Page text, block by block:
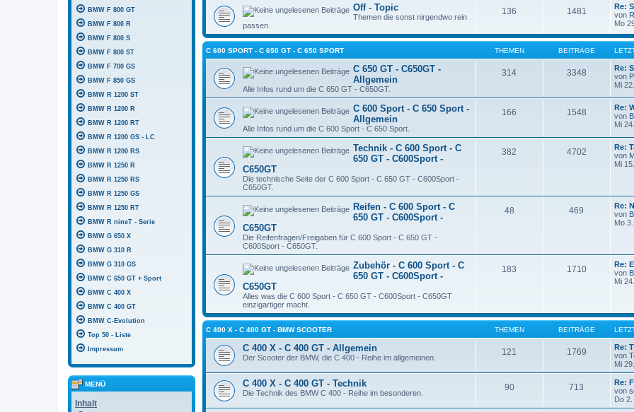
Off - Topic
Themen die sonst nirgendwo rein
passen.
136 1481
Re:
von
Mo
C 600 SPORT - C 650 GT - C 650 SPORT THEMEN BEITRÄGE
C 650 GT - C650GT -
Allgemein
Alle Infos rund um die C 650 GT - C650GT.
314 3348
Re:
von
Mi
C 600 Sport - C 650 Sport -
Allgemein
Alle Infos rund um die C 600 Sport - C 650 Sport.
166 1548
Re:
von
Mi
Technik - C 600 Sport - C
650 GT - C600Sport -
C650GT
Die technische Seite der C 600 Sport - C 650 GT - C600Sport -
C650GT.
382 4702
Re:
von
Mi
Reifen - C 600 Sport - C
650 GT - C600Sport -
C650GT
Die Reifenfragen/Freigaben für C 600 Sport - C 650 GT -
C600Sport - C650GT.
48 469
Re:
von
Mo
Zubehör - C 600 Sport - C
650 GT - C600Sport -
C650GT
Alles was die C 600 Sport - C 650 GT - C600Sport - C650GT
einzigartiger macht.
183 1710
Re:
von
Mi
C 400 X - C 400 GT - BMW SCOOTER THEMEN BEITRÄGE
C 400 X - C 400 GT - Allgemein
Der Scooter der BMW, die C 400 - Reihe im allgemeinen.
121 1769
Re:
von
Mi
C 400 X - C 400 GT - Technik
Die Technik des BMW C 400 - Reihe im besonderen.
90 713
Re:
von
Do
BMW F 800 GT
BMW F 800 R
BMW F 800 S
BMW F 800 ST
BMW F 700 GS
BMW F 850 GS
BMW R 1200 ST
BMW R 1200 R
BMW R 1200 RT
BMW R 1200 GS - LC
BMW R 1200 RS
BMW R 1250 R
BMW R 1250 RS
BMW R 1250 GS
BMW R 1250 RT
BMW R nineT - Serie
BMW G 650 X
BMW G 310 R
BMW G 310 GS
BMW C 650 GT + Sport
BMW C 400 X
BMW C 400 GT
BMW C-Evolution
Top 50 - Liste
Impressum
MENÜ
Inhalt